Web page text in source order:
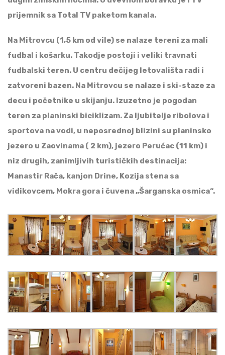
prijemnik sa Total TV paketom kanala.
Na Mitrovcu (1,5 km od vile) se nalaze tereni za mali
fudbal i košarku. Takodje postoji i veliki travnati
fudbalski teren. U centru dečijeg letovališta radi i
zatvoreni bazen. Na Mitrovcu se nalaze i ski-staze za
decu i početnike u skijanju. Izuzetno je pogodan
teren za planinski biciklizam. Za ljubitelje ribolova i
sportova na vodi, u neposrednoj blizini su planinsko
jezero u Zaovinama ( 2 km), jezero Perućac (11 km) i
niz drugih, zanimljivih turističkih destinacija:
Manastir Rača, kanjon Drine, Kozija stena sa
vidikovcem, Mokra gora i čuvena „Šarganska osmica“.